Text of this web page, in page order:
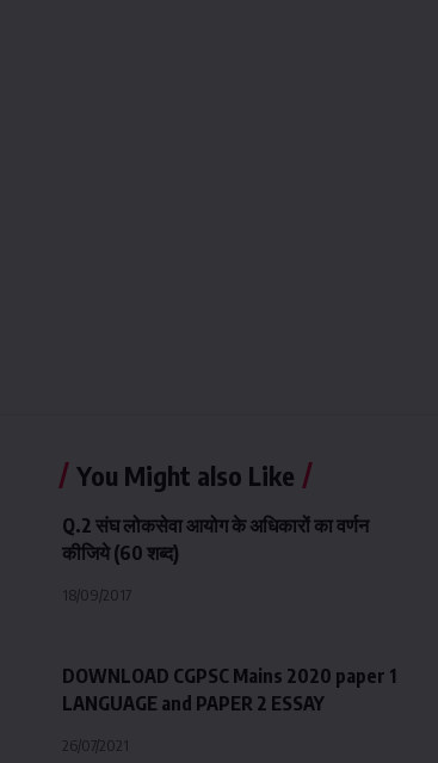
You Might also Like
Q.2 संघ लोकसेवा आयोग के अधिकारों का वर्णन
कीजिये (60 शब्द)
18/09/2017
DOWNLOAD CGPSC Mains 2020 paper 1
LANGUAGE and PAPER 2 ESSAY
26/07/2021